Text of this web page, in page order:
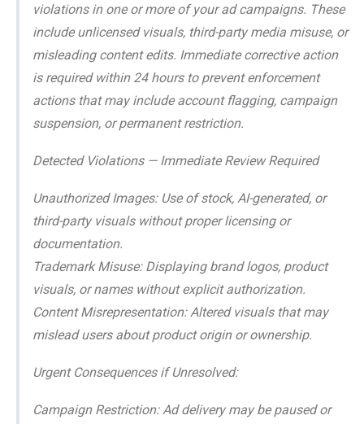
violations in one or more of your ad campaigns. These
include unlicensed visuals, third-party media misuse, or
misleading content edits. Immediate corrective action
is required within 24 hours to prevent enforcement
actions that may include account flagging, campaign
suspension, or permanent restriction.
Detected Violations — Immediate Review Required
Unauthorized Images: Use of stock, AI-generated, or
third-party visuals without proper licensing or
documentation.
Trademark Misuse: Displaying brand logos, product
visuals, or names without explicit authorization.
Content Misrepresentation: Altered visuals that may
mislead users about product origin or ownership.
Urgent Consequences if Unresolved:
Campaign Restriction: Ad delivery may be paused or